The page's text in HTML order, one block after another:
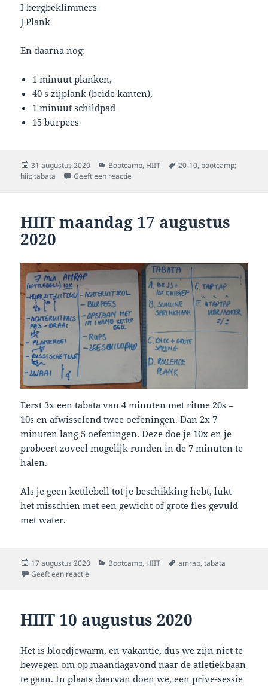
I bergbeklimmers
J Plank
En daarna nog:
1 minuut planken,
40 s zijplank (beide kanten),
1 minuut schildpad
15 burpees
Geplaatst
op
31 augustus 2020 Categorieën
Bootcamp, HIIT Tags
20-10, bootcamp;
hiit; tabata
Geeft een reactie
HIIT maandag 17 augustus
2020
Eerst 3x een tabata van 4 minuten met ritme 20s –
10s en afwisselend twee oefeningen. Dan 2x 7
minuten lang 5 oefeningen. Deze doe je 10x en je
probeert zoveel mogelijk ronden in de 7 minuten te
halen.
Als je geen kettlebell tot je beschikking hebt, lukt
het misschien met een gewicht of grote fles gevuld
met water.
Geplaatst
op
17 augustus 2020 Categorieën
Bootcamp, HIIT Tags
amrap,tabata
Geeft een reactie
HIIT 10 augustus 2020
Het is bloedjewarm, en vakantie, dus we zijn niet te
bewegen om op maandagavond naar de atletiekbaan
te gaan. In plaats daarvan doen we, een prive-sessie